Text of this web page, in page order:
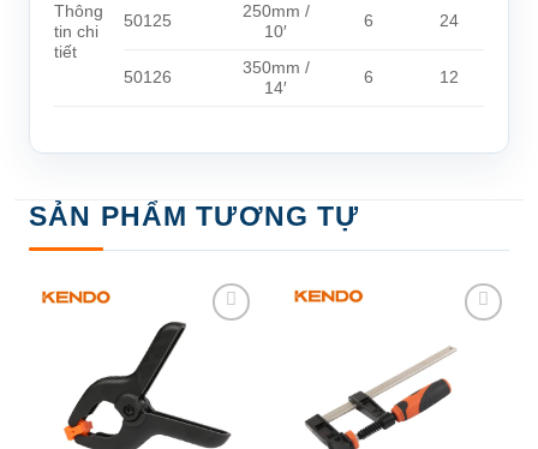
Thông
tin chi
tiết
50125
250mm /
10′
6 24
50126
350mm /
14′
6 12
SẢN PHẨM TƯƠNG TỰ
wishlist